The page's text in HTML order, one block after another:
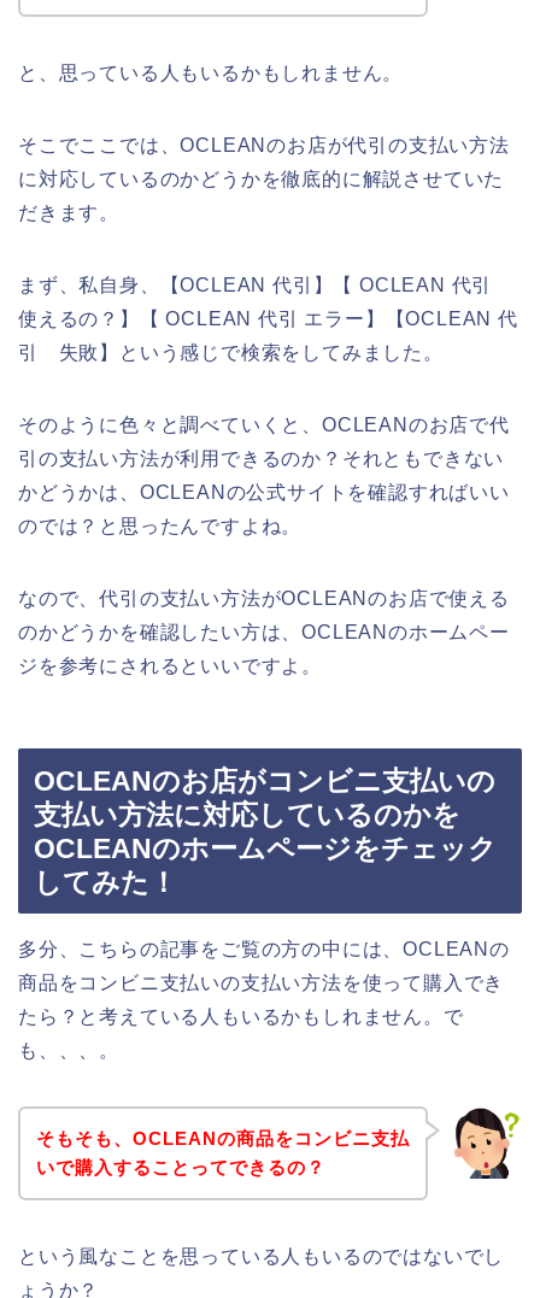
と、思っている人もいるかもしれません。
そこでここでは、OCLEANのお店が代引の支払い方法
に対応しているのかどうかを徹底的に解説させていた
だきます。
まず、私自身、【OCLEAN 代引】【 OCLEAN 代引
使えるの？】【 OCLEAN 代引 エラー】【OCLEAN 代
引 失敗】という感じで検索をしてみました。
そのように色々と調べていくと、OCLEANのお店で代
引の支払い方法が利用できるのか？それともできない
かどうかは、OCLEANの公式サイトを確認すればいい
のでは？と思ったんですよね。
なので、代引の支払い方法がOCLEANのお店で使える
のかどうかを確認したい方は、OCLEANのホームペー
ジを参考にされるといいですよ。
OCLEANのお店がコンビニ支払いの
支払い方法に対応しているのかを
OCLEANのホームページをチェック
してみた！
多分、こちらの記事をご覧の方の中には、OCLEANの
商品をコンビニ支払いの支払い方法を使って購入でき
たら？と考えている人もいるかもしれません。で
も、、、。
そもそも、OCLEANの商品をコンビニ支払
いで購入することってできるの？
という風なことを思っている人もいるのではないでし
ょうか？